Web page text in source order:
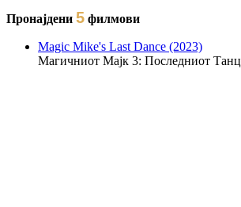
Пронајдени 5 филмови
Magic Mike's Last Dance (2023)
Магичниот Мајк 3: Последниот Танц